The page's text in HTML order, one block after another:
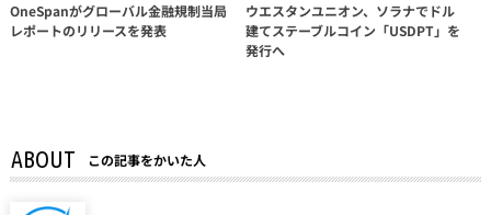
OneSpanがグローバル金融規制当局
レポートのリリースを発表
ウエスタンユニオン、ソラナでドル
建てステーブルコイン「USDPT」を
発行へ
ABOUT この記事をかいた人